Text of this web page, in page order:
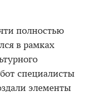
полностью
в рамках
специалисты
элементы